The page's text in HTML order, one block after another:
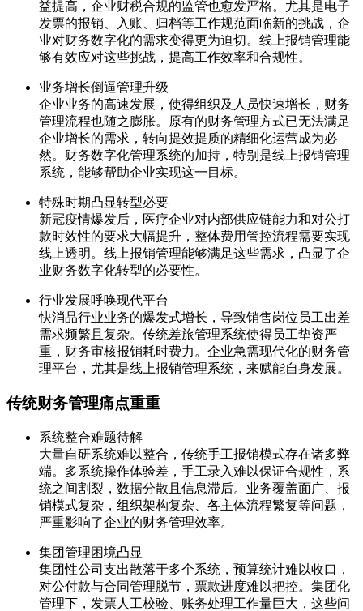
益提高，企业财税合规的监管也愈发严格。尤其是电子
发票的报销、入账、归档等工作规范面临新的挑战，企
业对财务数字化的需求变得更为迫切。线上报销管理能
够有效应对这些挑战，提高工作效率和合规性。
业务增长倒逼管理升级
企业业务的高速发展，使得组织及人员快速增长，财务
管理流程也随之膨胀。原有的财务管理方式已无法满足
企业增长的需求，转向提效提质的精细化运营成为必
然。财务数字化管理系统的加持，特别是线上报销管理
系统，能够帮助企业实现这一目标。
特殊时期凸显转型必要
新冠疫情爆发后，医疗企业对内部供应链能力和对公打
款时效性的要求大幅提升，整体费用管控流程需要实现
线上透明。线上报销管理能够满足这些需求，凸显了企
业财务数字化转型的必要性。
行业发展呼唤现代平台
快消品行业业务的爆发式增长，导致销售岗位员工出差
需求频繁且复杂。传统差旅管理系统使得员工垫资严
重，财务审核报销耗时费力。企业急需现代化的财务管
理平台，尤其是线上报销管理系统，来赋能自身发展。
传统财务管理痛点重重
系统整合难题待解
大量自研系统难以整合，传统手工报销模式存在诸多弊
端。多系统操作体验差，手工录入难以保证合规性，系
统之间割裂，数据分散且信息滞后。业务覆盖面广、报
销模式复杂，组织架构复杂、各主体流程繁复等问题，
严重影响了企业的财务管理效率。
集团管理困境凸显
集团性公司支出散落于多个系统，预算统计难以收口，
对公付款与合同管理脱节，票款进度难以把控。集团化
管理下，发票人工校验、账务处理工作量巨大，这些问